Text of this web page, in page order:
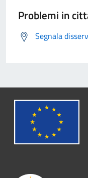
Problemi in
Segnala